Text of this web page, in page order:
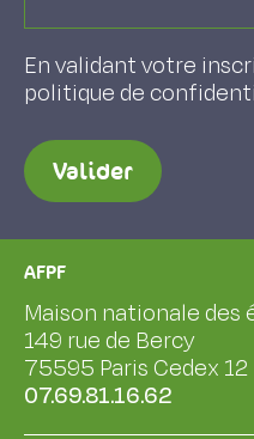
En validant votre
politique de
Valider
AFPF
Maison nationale des
149 rue de Bercy
75595 Paris Cedex 12
07.69.81.16.62